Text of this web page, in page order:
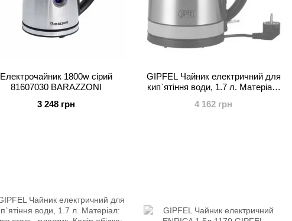
Електрочайник 1800w сірий
81607030 BARAZZONI
3 248 грн
GIPFEL Чайник електричний для
кип`ятіння води, 1.7 л. Матеріал:
обідка: синій 2006 GIPFEL
4 162 грн